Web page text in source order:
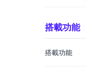
搭載功能
搭載功能